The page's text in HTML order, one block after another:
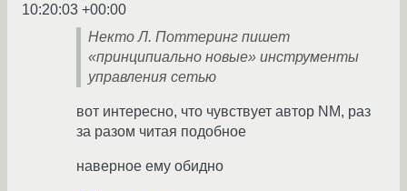
10:20:03 +00:00
Некто Л. Поттеринг пишет
«принципиально новые» инструменты
управления сетью
вот интересно, что чувствует автор NM, раз
за разом читая подобное
наверное ему обидно